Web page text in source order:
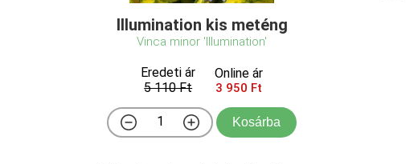
Illumination kis meténg
Vinca minor 'Illumination'
Eredeti ár
5 110 Ft
Online ár
3 950 Ft
Kosárba